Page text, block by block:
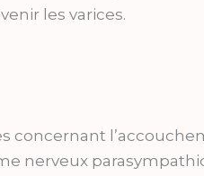
les varices.
concernant
nerveux